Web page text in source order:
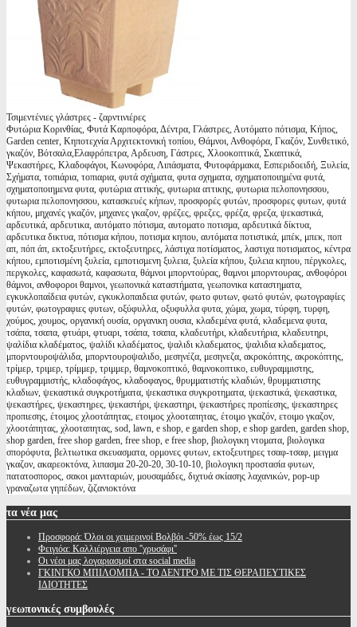
Τσιμεντένιες γλάστρες - ζαρντινιέρες
Φυτώρια Κορινθίας, Φυτά Καρποφόρα, Δέντρα, Γλάστρες, Αυτόματο πότισμα, Κήπος,
Garden center, Κηποτεχνία Αρχιτεκτονική τοπίου, Θάμνοι, Ανθοφόρα, Γκαζόν, Συνθετικό,
γκαζόν, Βότσαλα,Ελαφρόπετρα, Αρδευση, Γάστρες, Χλοοκοπτικά, Σκαπτικά,
Ψεκαστήρες, Κλαδοφάγοι, Κωνοφόρα, Λιπάσματα, Φυτοφάρμακα, Εσπεριδοειδή, Ξυλεία,
Σχήματα, τοπιάρια, τοπιαρια, φυτά σχήματα, φυτα σχηματα, σχηματοποιημένα φυτά,
σχηματοποιημενα φυτα, φυτώρια αττικής, φυτωρια αττικης, φυτωρια πελοπονησσου,
φυτωρια πελοπονησσου, κατασκευές κήπων, προσφορές φυτών, προσφορες φυτων, φυτά
κήπου, μηχανές γκαζόν, μηχανες γκαζον, φρέζες, φρεζες, φρέζα, φρεζα, ψεκαστικά,
αρδευτικά, αρδευτικα, αυτόματο πότισμα, αυτοματο ποτισμα, αρδευτικά δίκτυα,
αρδευτικα δικτυα, πότισμα κήπου, ποτισμα κηπου, αυτόματα ποτιστικά, μπέκ, μπεκ, ποπ
απ, πόπ άπ, εκτοξευτήρες, εκτοξευτηρες, λάστιχα ποτίσματος, λαστιχα ποτισματος, κέντρα
κήπου, εμποτισμένη ξυλεία, εμποτισμενη ξυλεια, ξυλεία κήπου, ξυλεια κηπου, πέργκολες,
περγκολες, καφασωτά, καφασωτα, θάμνοι μπορντούρας, θαμνοι μπορντουρας, ανθοφόροι
θάμνοι, ανθοφοροι θαμνοι, γεωπονικά καταστήματα, γεωπονικα καταστηματα,
εγκυκλοπαίδεια φυτών, εγκυκλοπαιδεια φυτών, φωτο φυτων, φωτό φυτών, φωτογραφίες
φυτών, φωτογραφιες φυτων, οξύφυλλα, οξυφυλλα φυτα, χώμα, χωμα, τύρφη, τυρφη,
χούμος, χουμος, οργανική ουσία, οργανικη ουσια, κλαδεμένα φυτά, κλαδεμενα φυτα,
τσάπα, τσαπα, φτυάρι, φτυαρι, τσάπα, τσαπα, κλαδευτήρι, κλαδευτήρια, κλαδευτηρι,
ψαλίδια κλαδέματος, ψαλίδι κλαδέματος, ψαλιδι κλαδεματος, ψαλιδια κλαδεματος,
μπορντουροψάλιδα, μπορντουροψαλιδο, μεσηνέζα, μεσηνεζα, ακροκόπτης, ακροκόπτης,
τρίμερ, τριμερ, τρίμμερ, τριμμερ, θαμνοκοπτικό, θαμνοκοπτικο, ευθυγραμμιστης,
ευθυγραμμιστής, κλαδοφάγος, κλαδοφαγος, θρυμματιστής κλαδιών, θρυμματιστης
κλαδιων, ψεκαστικά συγκροτήματα, ψεκαστικα συγκροτηματα, ψεκαστικά, ψεκαστικα,
ψεκαστήρες, ψεκαστηρες, ψεκαστήρι, ψεκαστηρι, ψεκαστήρες προπίεσης, ψεκαστηρες
προπιεσης, έτοιμος χλοοτάπητας, ετοιμος χλοοταπητας, έτοιμο γκαζόν, ετοιμο γκαζον,
χλοοτάπητας, χλοοταπητας, sod, lawn, e shop, e garden shop, e shop garden, garden shop,
shop garden, free shop garden, free shop, e free shop, βιολογικη ντοματα, βιολογικα
σπορόφυτα, βελτιωτικα σκευασματα, ορμονες φυτων, εκτοξευτηρες τσαφ-τσαφ, μειγμα
γκαζον, ακαρεοκτόνα, λιπασμα 20-20-20, 30-10-10, βιολογικη προστασία φυτων,
πατατοσπορος, σακοι μανιταριών, μουσαμάδες, διχτυά σκίασης λαχανικών, pop-up
γραναζωτα γηπέδων, ζιζανιοκτόνα
τα νέα μας
Προσφορά: Όλοι οι χειμερινοί Βολβόι -50% έως 15/2
Φειγιόα: Καλλιέργεια απο ''χρυσάφι''
Oι νέοι μας λογαριασμοί στα social media
ΓΚΙΝΓΚΟ ΜΠΙΛΟΜΠΑ - ΤΟ ΔΕΝΤΡΟ ΜΕ ΤΙΣ ΘΕΡΑΠΕΥΤΙΚΕΣ
ΙΔΙΟΤΗΤΕΣ
γεωπονικές συμβουλές